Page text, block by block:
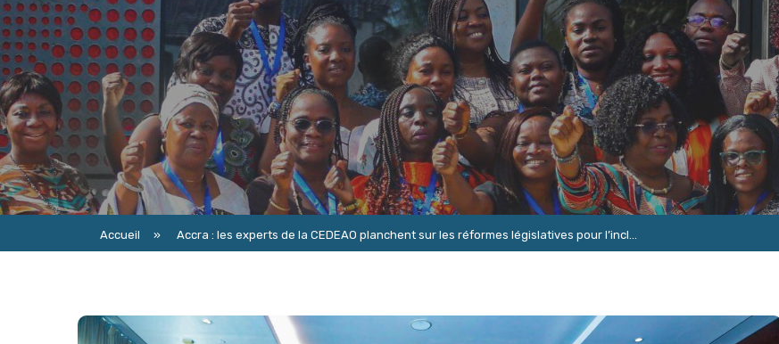
Accueil » Accra : les experts de la CEDEAO planchent sur les réformes législatives pour l’incl...